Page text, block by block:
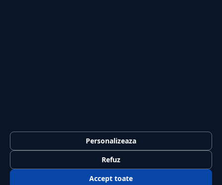
Confidențialitate
Politica de cookies
Personalizeaza
Refuz
Accept toate